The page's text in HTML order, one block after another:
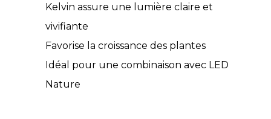
Kelvin assure une lumière claire et
vivifiante
Favorise la croissance des plantes
Idéal pour une combinaison avec LED
Nature